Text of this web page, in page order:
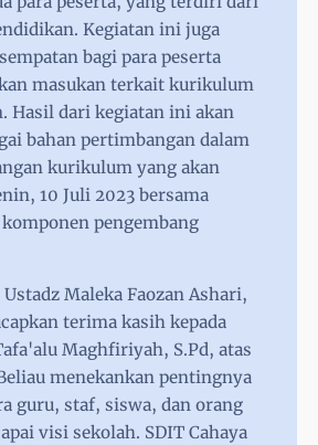
Kegiatan ini juga
bagi para peserta
masukan terkait kurikulum
Hasil dari kegiatan ini akan
bahan pertimbangan dalam
kurikulum yang akan
10 Juli 2023 bersama
pengembang
Maleka Faozan Ashari,
terima kasih kepada
Maghfiriyah, S.Pd, atas
menekankan pentingnya
guru, staf, siswa, dan orang
visi sekolah. SDIT Cahaya